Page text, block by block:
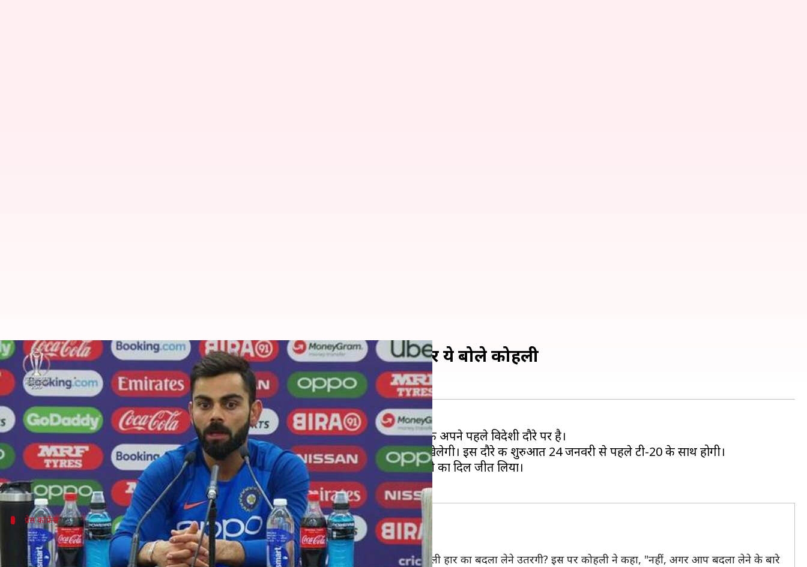
न्यूजीलैंड से 2019 विश्व कप सेमीफाइल की हार का बदला लेने पर ये बोले कोहली
लेखन मोहम्मद वाहिद Jan 23, 2020 02:13 pm
क्या है खबर?
इस साल की शुरुआत में श्रीलंका और ऑस्ट्रेलिया को हारने के बाद अब भारतीय क्रिकेट टीम 2020 के अपने पहले विदेशी दौरे पर है।
न्यूजीलैंड दौरे पर भारतीय टीम पांच मैचों की टी-20, तीन मैचों की वनडे और दो मैचों की टेस्ट सीरीज़ खेलेगी। इस दौरे की शुरुआत 24 जनवरी से पहले टी-20 के साथ होगी।
न्यूजीलैंड के खिलाफ पहले टी-20 मैच से पहले भारतीय कप्तान विराट कोहली ने प्रेस कांफ्रेंस में सभी का दिल जीत लिया।
प्रेस कांफ्रेंस
कोहली ने जीता सभी का दिल
कोहली से जब पूछा गया कि क्या भारतीय टीम पहले टी-20 मैच में 2019 विश्व कप के सेमीफाइनल में मिली हार का बदला लेने उतरगी? इस पर कोहली ने कहा, "नहीं, अगर आप बदला लेने के बारे